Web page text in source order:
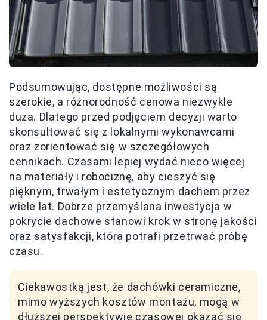
Podsumowując, dostępne możliwości są
szerokie, a różnorodność cenowa niezwykle
duża. Dlatego przed podjęciem decyzji warto
skonsultować się z lokalnymi wykonawcami
oraz zorientować się w szczegółowych
cennikach. Czasami lepiej wydać nieco więcej
na materiały i robociznę, aby cieszyć się
pięknym, trwałym i estetycznym dachem przez
wiele lat. Dobrze przemyślana inwestycja w
pokrycie dachowe stanowi krok w stronę jakości
oraz satysfakcji, która potrafi przetrwać próbę
czasu.
Ciekawostką jest, że dachówki ceramiczne,
mimo wyższych kosztów montażu, mogą w
dłuższej perspektywie czasowej okazać się